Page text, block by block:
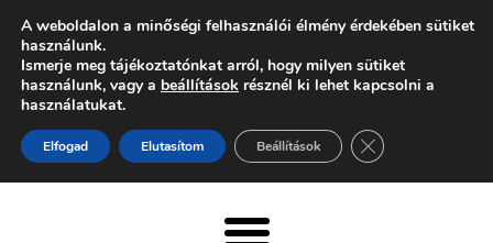
A weboldalon a minőségi felhasználói élmény érdekében sütiket
használunk.
Ismerje meg tájékoztatónkat arról, hogy milyen sütiket
használunk, vagy a beállítások résznél ki lehet kapcsolni a
használatukat.
Elfogad Elutasítom Beállítások Close GDPR